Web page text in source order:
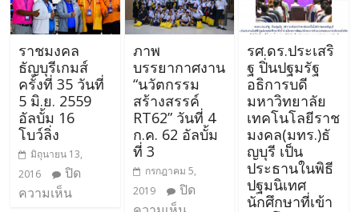
ราชมงคล
ธัญบุรีเกมส์
ครั้งที่ 35 วันที่
5 มิ.ย. 2559
อัลบั้ม 16
โบว์ลิ่ง
มิถุนายน 13,
2016
ปิด
ความเห็น
ภาพ
บรรยากาศงาน
“นวัตกรรม
สร้างสรรค์
RT62” วันที่ 4
ก.ค. 62 อัลบั้ม
ที่ 3
กรกฎาคม 5,
2019
ปิด
รศ.ดร.ประเสริ
ฐ ปิ่นปฐมรัฐ
อธิการบดี
มหาวิทยาลัย
เทคโนโลยีราช
มงคล(มทร.)ธั
ญบุรี เป็น
ประธานในพิธี
ปฐมนิเทศ
นักศึกษาที่เข้า